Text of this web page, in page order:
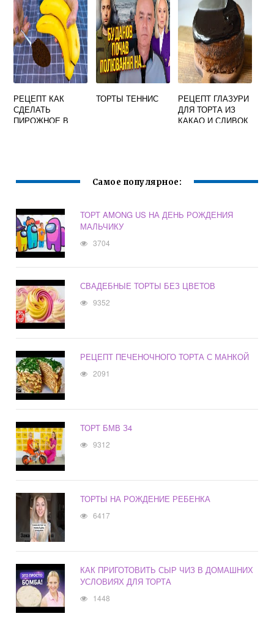
РЕЦЕПТ КАК
СДЕЛАТЬ
ПИРОЖНОЕ В
ТОРТЫ ТЕННИС
РЕЦЕПТ ГЛАЗУРИ
ДЛЯ ТОРТА ИЗ
КАКАО И СЛИВОК
Самое популярное:
ТОРТ AMONG US НА ДЕНЬ РОЖДЕНИЯ
МАЛЬЧИКУ
3704
СВАДЕБНЫЕ ТОРТЫ БЕЗ ЦВЕТОВ
9352
РЕЦЕПТ ПЕЧЕНОЧНОГО ТОРТА С МАНКОЙ
2091
ТОРТ БМВ З4
9312
ТОРТЫ НА РОЖДЕНИЕ РЕБЕНКА
6417
КАК ПРИГОТОВИТЬ СЫР ЧИЗ В ДОМАШНИХ
УСЛОВИЯХ ДЛЯ ТОРТА
1448